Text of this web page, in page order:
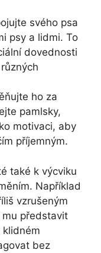
svého psa
psy‍ a lidmi. To
dovednosti
ho za
pamlsky,
motivaci, aby
příjemným.
také k výcviku
Například
vzrušeným
představit
klidném
bez